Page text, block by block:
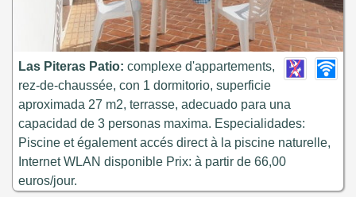
Las Piteras Patio: complexe d'appartements,
rez-de-chaussée, con 1 dormitorio, superficie
aproximada 27 m2, terrasse, adecuado para una
capacidad de 3 personas maxima. Especialidades:
Piscine et également accés direct à la piscine naturelle,
Internet WLAN disponible Prix: à partir de 66,00
euros/jour.